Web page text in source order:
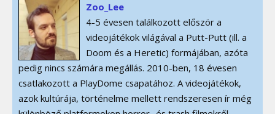
Zoo_Lee
4-5 évesen találkozott először a
videojátékok világával a Putt-Putt (ill. a
Doom és a Heretic) formájában, azóta
pedig nincs számára megállás. 2010-ben, 18 évesen
csatlakozott a PlayDome csapatához. A videojátékok,
azok kultúrája, történelme mellett rendszeresen ír még